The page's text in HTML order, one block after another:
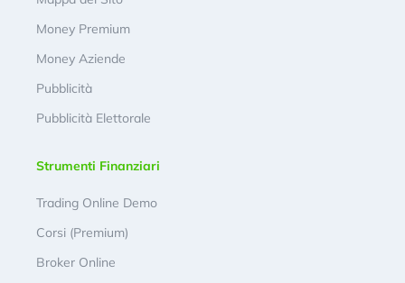
Money Premium
Money Aziende
Pubblicità
Pubblicità Elettorale
Strumenti Finanziari
Trading Online Demo
Corsi (Premium)
Broker Online